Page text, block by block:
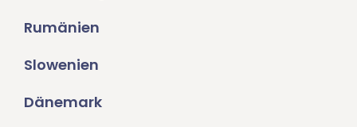
Rumänien
Slowenien
Dänemark